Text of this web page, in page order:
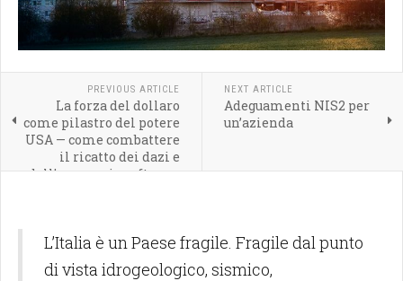
PREVIOUS ARTICLE
La forza del dollaro
come pilastro del potere
USA — come combattere
il ricatto dei dazi e
dell'egemonia software
NEXT ARTICLE
Adeguamenti NIS2 per
un’azienda
L’Italia è un Paese fragile. Fragile dal punto
di vista idrogeologico, sismico,